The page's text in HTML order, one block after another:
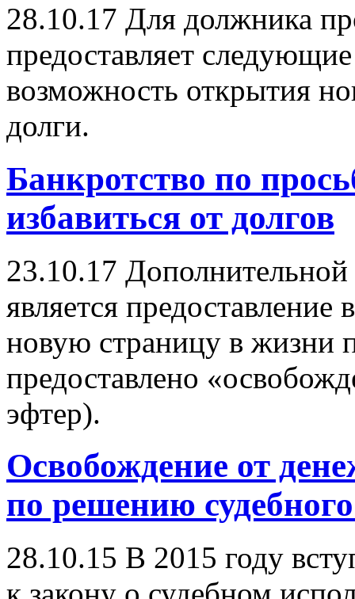
28.10.17 Для должника
предоставляет
возможность открытия
долги.
Банкротство по
избавиться от долгов
23.10.17
является
новую страницу в жизни
предоставлено
эфтер).
Освобождение от
по решению
28.10.15 В 2015 году